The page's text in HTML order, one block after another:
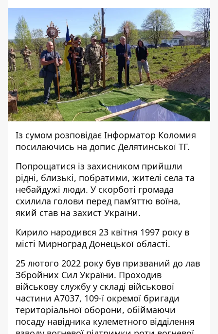
Із сумом розповідає Інформатор Коломия
посилаючись на допис Делятинської ТГ.
Попрощатися із захисником прийшли
рідні, близькі, побратими, жителі села та
небайдужі люди. У скорботі громада
схилила голови перед пам’яттю воїна,
який став на захист України.
Кирило народився 23 квітня 1997 року в
місті Мирноград Донецької області.
25 лютого 2022 року був призваний до лав
Збройних Сил України. Проходив
військову службу у складі військової
частини А7037, 109-ї окремої бригади
територіальної оборони, обіймаючи
посаду навідника кулеметного відділення